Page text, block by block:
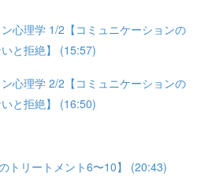
心理学 1/2【コミュニケーションの
と拒絶】 (15:57)
心理学 2/2【コミュニケーションの
と拒絶】 (16:50)
トリートメント6〜10】 (20:43)